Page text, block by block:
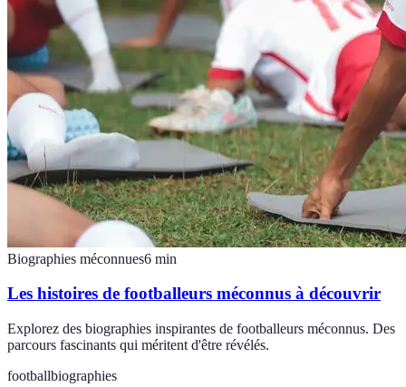
Biographies méconnues6 min
Les histoires de footballeurs méconnus à découvrir
Explorez des biographies inspirantes de footballeurs méconnus. Des
parcours fascinants qui méritent d'être révélés.
footballbiographies